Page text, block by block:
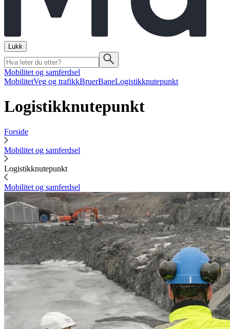
Lukk
Mobilitet og samferdsel
MobilitetVeg og trafikkBruerBaneLogistikknutepunkt
Logistikknutepunkt
Forside
Mobilitet og samferdsel
Logistikknutepunkt
Mobilitet og samferdsel